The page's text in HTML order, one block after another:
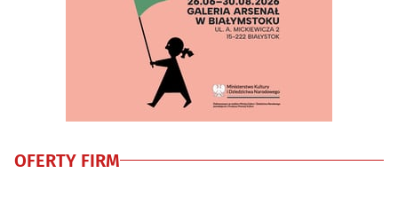
OFERTY FIRM